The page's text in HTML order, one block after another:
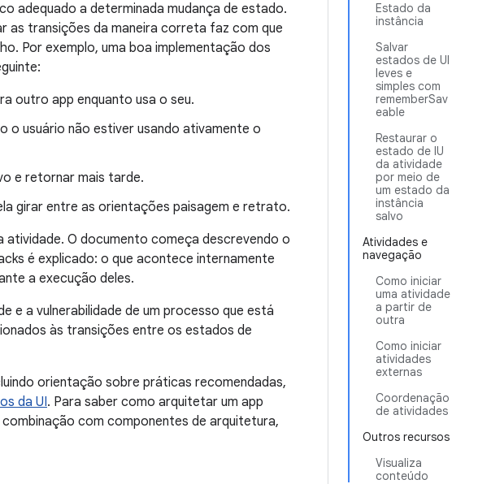
Estado da
instância
Salvar
estados de UI
leves e
simples com
rememberSav
eable
Restaurar o
estado de IU
da atividade
por meio de
um estado da
instância
salvo
Atividades e
navegação
Como iniciar
uma atividade
a partir de
outra
Como iniciar
atividades
externas
Coordenação
de atividades
Outros recursos
Visualiza
conteúdo
adequado a determinada mudança de estado.
as transições da maneira correta faz com que
Por exemplo, uma boa implementação dos
outro app enquanto usa o seu.
o usuário não estiver usando ativamente o
e retornar mais tarde.
girar entre as orientações paisagem e retrato.
O documento começa descrevendo o
é explicado: o que acontece internamente
a execução deles.
e a vulnerabilidade de um processo que está
às transições entre os estados de
orientação sobre práticas recomendadas,
da UI. Para saber como arquitetar um app
com componentes de arquitetura,